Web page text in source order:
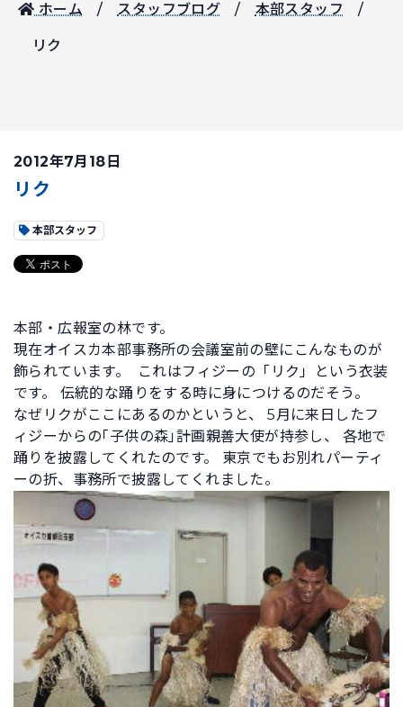
ホーム スタッフブログ 本部スタッフ
リク
2012年7月18日
リク
本部スタッフ
本部・広報室の林です。
現在オイスカ本部事務所の会議室前の壁にこんなものが
飾られています。
これはフィジーの「リク」という衣装
です。 伝統的な踊りをする時に身につけるのだそう。
なぜリクがここにあるのかというと、 5月に来日したフ
ィジーからの｢子供の森｣計画親善大使が持参し、 各地で
踊りを披露してくれたのです。 東京でもお別れパーティ
ーの折、事務所で披露してくれました。